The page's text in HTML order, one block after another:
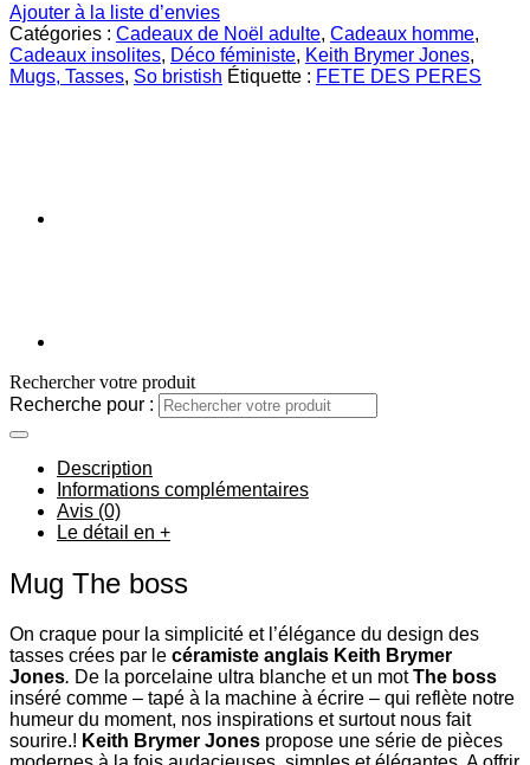
Ajouter à la liste d’envies
Catégories : Cadeaux de Noël adulte, Cadeaux homme,
Cadeaux insolites, Déco féministe, Keith Brymer Jones,
Mugs, Tasses, So bristish Étiquette : FETE DES PERES
Rechercher votre produit
Recherche pour :
Description
Informations complémentaires
Avis (0)
Le détail en +
Mug The boss
On craque pour la simplicité et l’élégance du design des
tasses crées par le céramiste anglais Keith Brymer
Jones. De la porcelaine ultra blanche et un motThe boss
inséré comme – tapé à la machine à écrire – qui reflète notre
humeur du moment, nos inspirations et surtout nous fait
sourire.! Keith Brymer Jones propose une série de pièces